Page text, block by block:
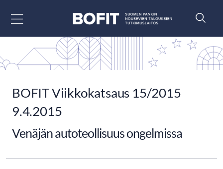
BOFIT Viikkokatsaus 15/2015
9.4.2015
Venäjän autoteollisuus ongelmissa